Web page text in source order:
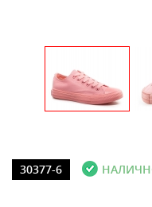
30377-6